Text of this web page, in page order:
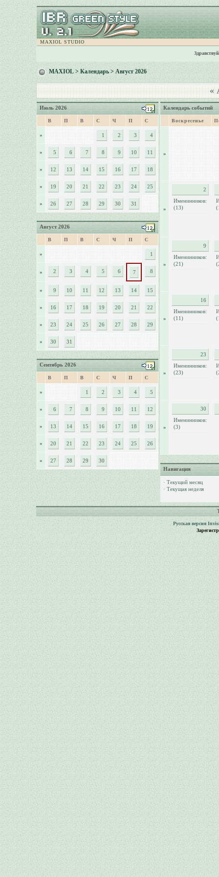
MAXIOL STUDIO
MAXIOL>Календарь> Август 2026
«
Июль 2026
В П В С Ч П С
» 1 2 3 4
» 5 6 7 8 9 10 11
» 12 13 14 15 16 17 18
» 19 20 21 22 23 24 25
» 26 27 28 29 30 31
Август 2026
В П В С Ч П С
» 1
» 2 3 4 5 6 7 8
» 9 10 11 12 13 14 15
» 16 17 18 19 20 21 22
» 23 24 25 26 27 28 29
» 30 31
Сентябрь 2026
В П В С Ч П С
» 1 2 3 4 5
» 6 7 8 9 10 11 12
» 13 14 15 16 17 18 19
» 20 21 22 23 24 25 26
» 27 28 29 30
Календарь событий
Воскресенье
»
»
2
Именинников:
(13)
»
9
Именинников:
(21)
»
16
Именинников:
(11)
»
23
Именинников:
(23)
»
30
Именинников:
(3)
Навигация
· Текущий месяц
· Текущая неделя
Русская версия